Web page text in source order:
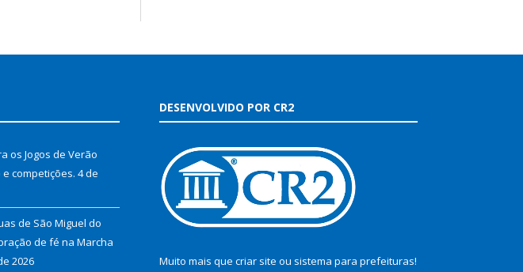
os Jogos de Verão
competições. 4 de
de São Miguel do
de fé na Marcha
2026
DESENVOLVIDO POR CR2
Muito mais que criar site ou sistema para prefeituras!